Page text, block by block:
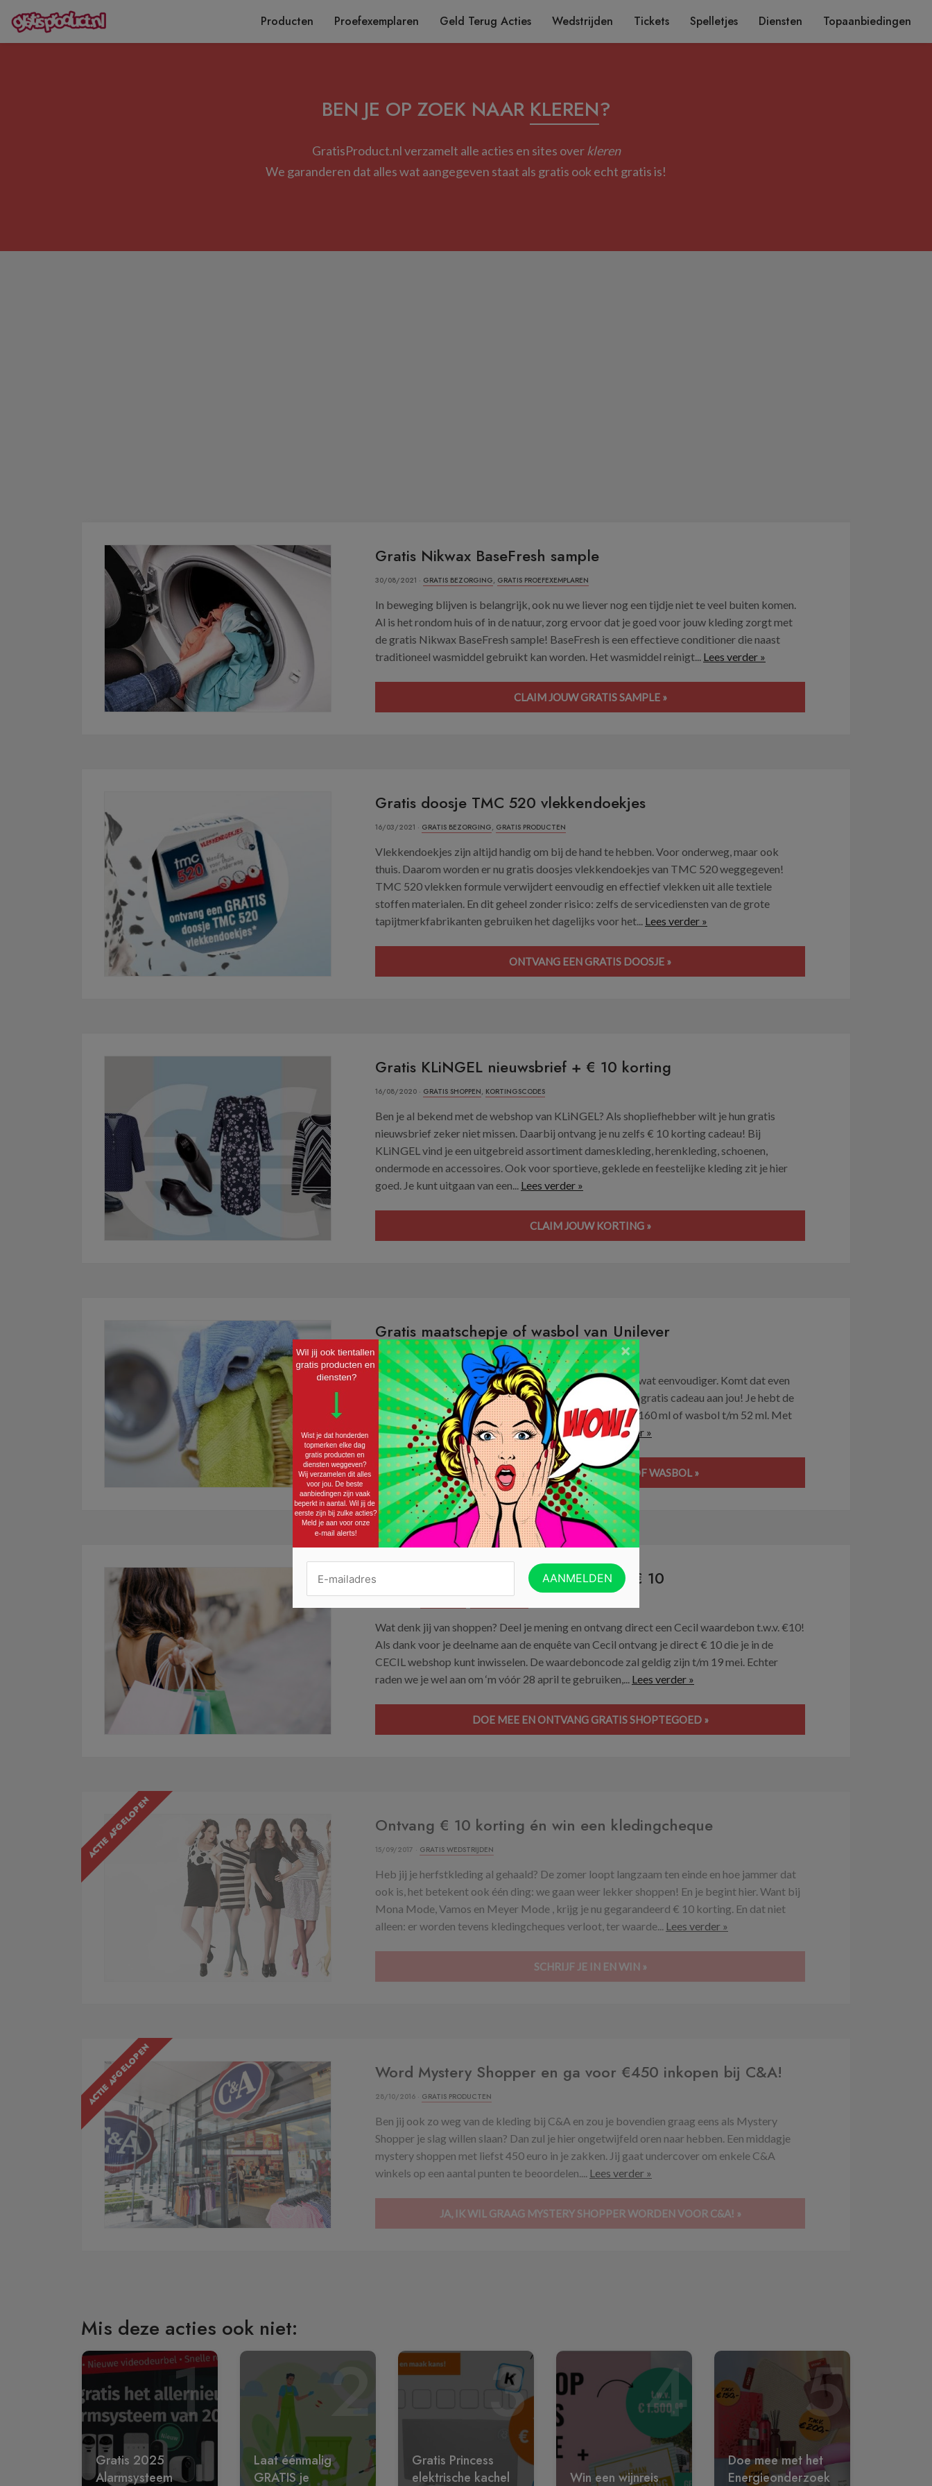
Producten Proefexemplaren Geld Terug Acties Wedstrijden Tickets Spelletjes Diensten Topaanbiedingen
BEN JE OP ZOEK NAAR KLEREN?
GratisProduct.nl verzamelt alle acties en sites over kleren
We garanderen dat alles wat aangegeven staat als gratis ook echt gratis is!
Gratis Nikwax BaseFresh sample
30/08/2021 · GRATIS BEZORGING, GRATIS PROEFEXEMPLAREN
In beweging blijven is belangrijk, ook nu we liever nog een tijdje niet te veel buiten komen.
Al is het rondom huis of in de natuur, zorg ervoor dat je goed voor jouw kleding zorgt met
de gratis Nikwax BaseFresh sample! BaseFresh is een effectieve conditioner die naast
traditioneel wasmiddel gebruikt kan worden. Het wasmiddel reinigt... Lees verder »
CLAIM JOUW GRATIS SAMPLE »
Gratis doosje TMC 520 vlekkendoekjes
16/03/2021 · GRATIS BEZORGING, GRATIS PRODUCTEN
Vlekkendoekjes zijn altijd handig om bij de hand te hebben. Voor onderweg, maar ook
thuis. Daarom worden er nu gratis doosjes vlekkendoekjes van TMC 520 weggegeven!
TMC 520 vlekken formule verwijdert eenvoudig en effectief vlekken uit alle textiele
stoffen materialen. En dit geheel zonder risico: zelfs de servicediensten van de grote
tapijtmerkfabrikanten gebruiken het dagelijks voor het... Lees verder »
ONTVANG EEN GRATIS DOOSJE »
Gratis KLiNGEL nieuwsbrief + € 10 korting
16/08/2020 · GRATIS SHOPPEN, KORTINGSCODES
Ben je al bekend met de webshop van KLiNGEL? Als shopliefhebber wilt je hun gratis
nieuwsbrief zeker niet missen. Daarbij ontvang je nu zelfs € 10 korting cadeau! Bij
KLiNGEL vind je een uitgebreid assortiment dameskleding, herenkleding, schoenen,
ondermode en accessoires. Ook voor sportieve, geklede en feestelijke kleding zit je hier
goed. Je kunt uitgaan van een... Lees verder »
CLAIM JOUW KORTING »
Gratis maatschepje of wasbol van Unilever
30/04/2020 ·GRATIS BEZORGING, GRATIS PRODUCTEN
Met een maatschepje en wasbol wordt de was doen nét wat eenvoudiger. Komt dat even
mooi uit, want Unilever geeft nu één van deze producten gratis cadeau aan jou! Je hebt de
keuze uit een maatschepje t/m 120 ml, maatschepje t/m 160 ml of wasbol t/m 52 ml. Met
een maatschepje weet je zeker dat er niet te...Lees verder »
ONTVANG EEN MAATSCHEPJE OF WASBOL »
Ontvang een Cecil waardebon t.w.v. € 10
Wat denk jij van shoppen? Deel je mening en ontvang direct een Cecil waardebon t.w.v. €10!
Als dank voor je deelname aan de enquête van Cecil ontvang je direct € 10 die je in de
CECIL webshop kunt inwisselen. De waardeboncode zal geldig zijn t/m 19 mei. Echter
raden we je wel aan om ‘m vóór 28 april te gebruiken,... Lees verder »
DOE MEE EN ONTVANG GRATIS SHOPTEGOED »
ACTIE AFGELOPEN Ontvang € 10 korting én win een kledingcheque
15/09/2017 · GRATIS WEDSTRIJDEN
Heb jij je herfstkleding al gehaald? De zomer loopt langzaam ten einde en hoe jammer dat
ook is, het betekent ook één ding: we gaan weer lekker shoppen! En je begint hier. Want bij
Mona Mode, Vamos en Meyer Mode , krijg je nu gegarandeerd € 10 korting. En dat niet
alleen: er worden tevens kledingcheques verloot, ter waarde... Lees verder »
SCHRIJF JE IN EN WIN »
ACTIE AFGELOPEN Word Mystery Shopper en ga voor €450 inkopen bij C&A!
28/10/2016 · GRATIS PRODUCTEN
Ben jij ook zo weg van de kleding bij C&A en zou je bovendien graag eens als Mystery
Shopper je slag willen slaan? Dan zul je hier ongetwijfeld oren naar hebben. Een middagje
mystery shoppen met liefst 450 euro in je zakken. Jij gaat undercover om enkele C&A
winkels op een aantal punten te beoordelen.... Lees verder »
JA, IK WIL GRAAG MYSTERY SHOPPER WORDEN VOOR C&A! »
Mis deze acties ook niet:
1
Gratis 2025
Alarmsysteem
2
Laat éénmalig
GRATIS je
3
Gratis Princess
elektrische kachel
4
Win een wijnreis
5
Doe mee met het
Energieonderzoek
×